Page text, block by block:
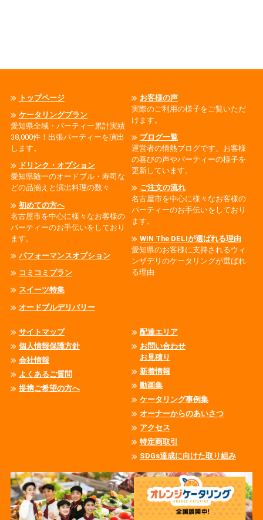
トップページ
ケータリングプラン
愛知県全域・パーティー累計実績
38,000件！出張パーティーを演出
します。
ドリンク・オプション
愛知県随一のオードブル・寿司な
どの品揃えと演出料理の数々
初めての方へ
名古屋市を中心に様々なお客様の
パーティーのお手伝いをしており
ます。
パフォーマンスオプション
コミコミプラン
スイーツ特集
オードブルデリバリー
お客様の声
実際のご利用の様子をご覧いただ
けます。
ブログ一覧
運営者の情熱ブログです、お客様
の喜びの声やパーティーの様子を
更新しています。
ご注文の流れ
名古屋市を中心に様々なお客様の
パーティーのお手伝いをしており
ます。
WIN The DELIが選ばれる理由
愛知県のお客様に支持されるウィ
ンザデリのケータリングが選ばれ
る理由
サイトマップ
個人情報保護方針
会社情報
よくあるご質問
提携ご希望の方へ
配達エリア
お問い合わせ
お見積り
新着情報
動画集
ケータリング事例集
オーナーからのあいさつ
アクセス
特定商取引
SDGs達成に向けた取り組み